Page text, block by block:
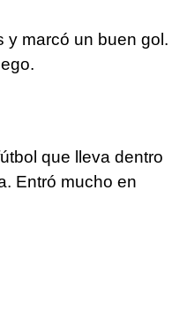
y marcó un buen gol.
que lleva dentro
Entró mucho en